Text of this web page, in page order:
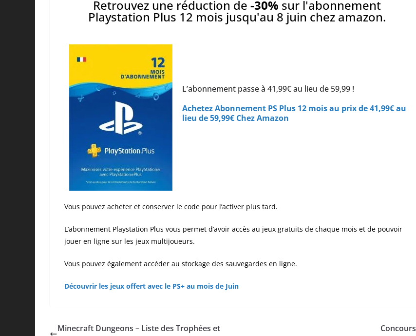
Retrouvez une réduction de -30% sur l'abonnement
Playstation Plus 12 mois jusqu'au 8 juin chez amazon.
L’abonnement passe à 41,99€ au lieu de 59,99 !
Achetez Abonnement PS Plus 12 mois au prix de 41,99€ au
lieu de 59,99€ Chez Amazon
Vous pouvez acheter et conserver le code pour l’activer plus tard.
L’abonnement Playstation Plus vous permet d’avoir accès au jeux gratuits de chaque mois et de pouvoir
jouer en ligne sur les jeux multijoueurs.
Vous pouvez également accéder au stockage des sauvegardes en ligne.
Découvrir les jeux offert avec le PS+ au mois de Juin
Minecraft Dungeons – Liste des Trophées et
Concours